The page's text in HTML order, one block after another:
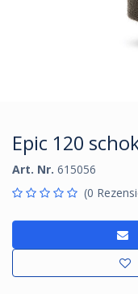
Epic 120
Art. Nr. 615056
(0